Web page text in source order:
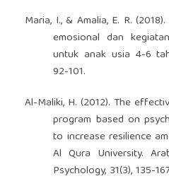
Maria, I., & Amalia, E. R.
emosional dan
untuk anak usia 4-6
92-101.
Al-Maliki, H. (2012). The
program based on
to increase resilience
Al Qura University.
Psychology, 31(3), 135-